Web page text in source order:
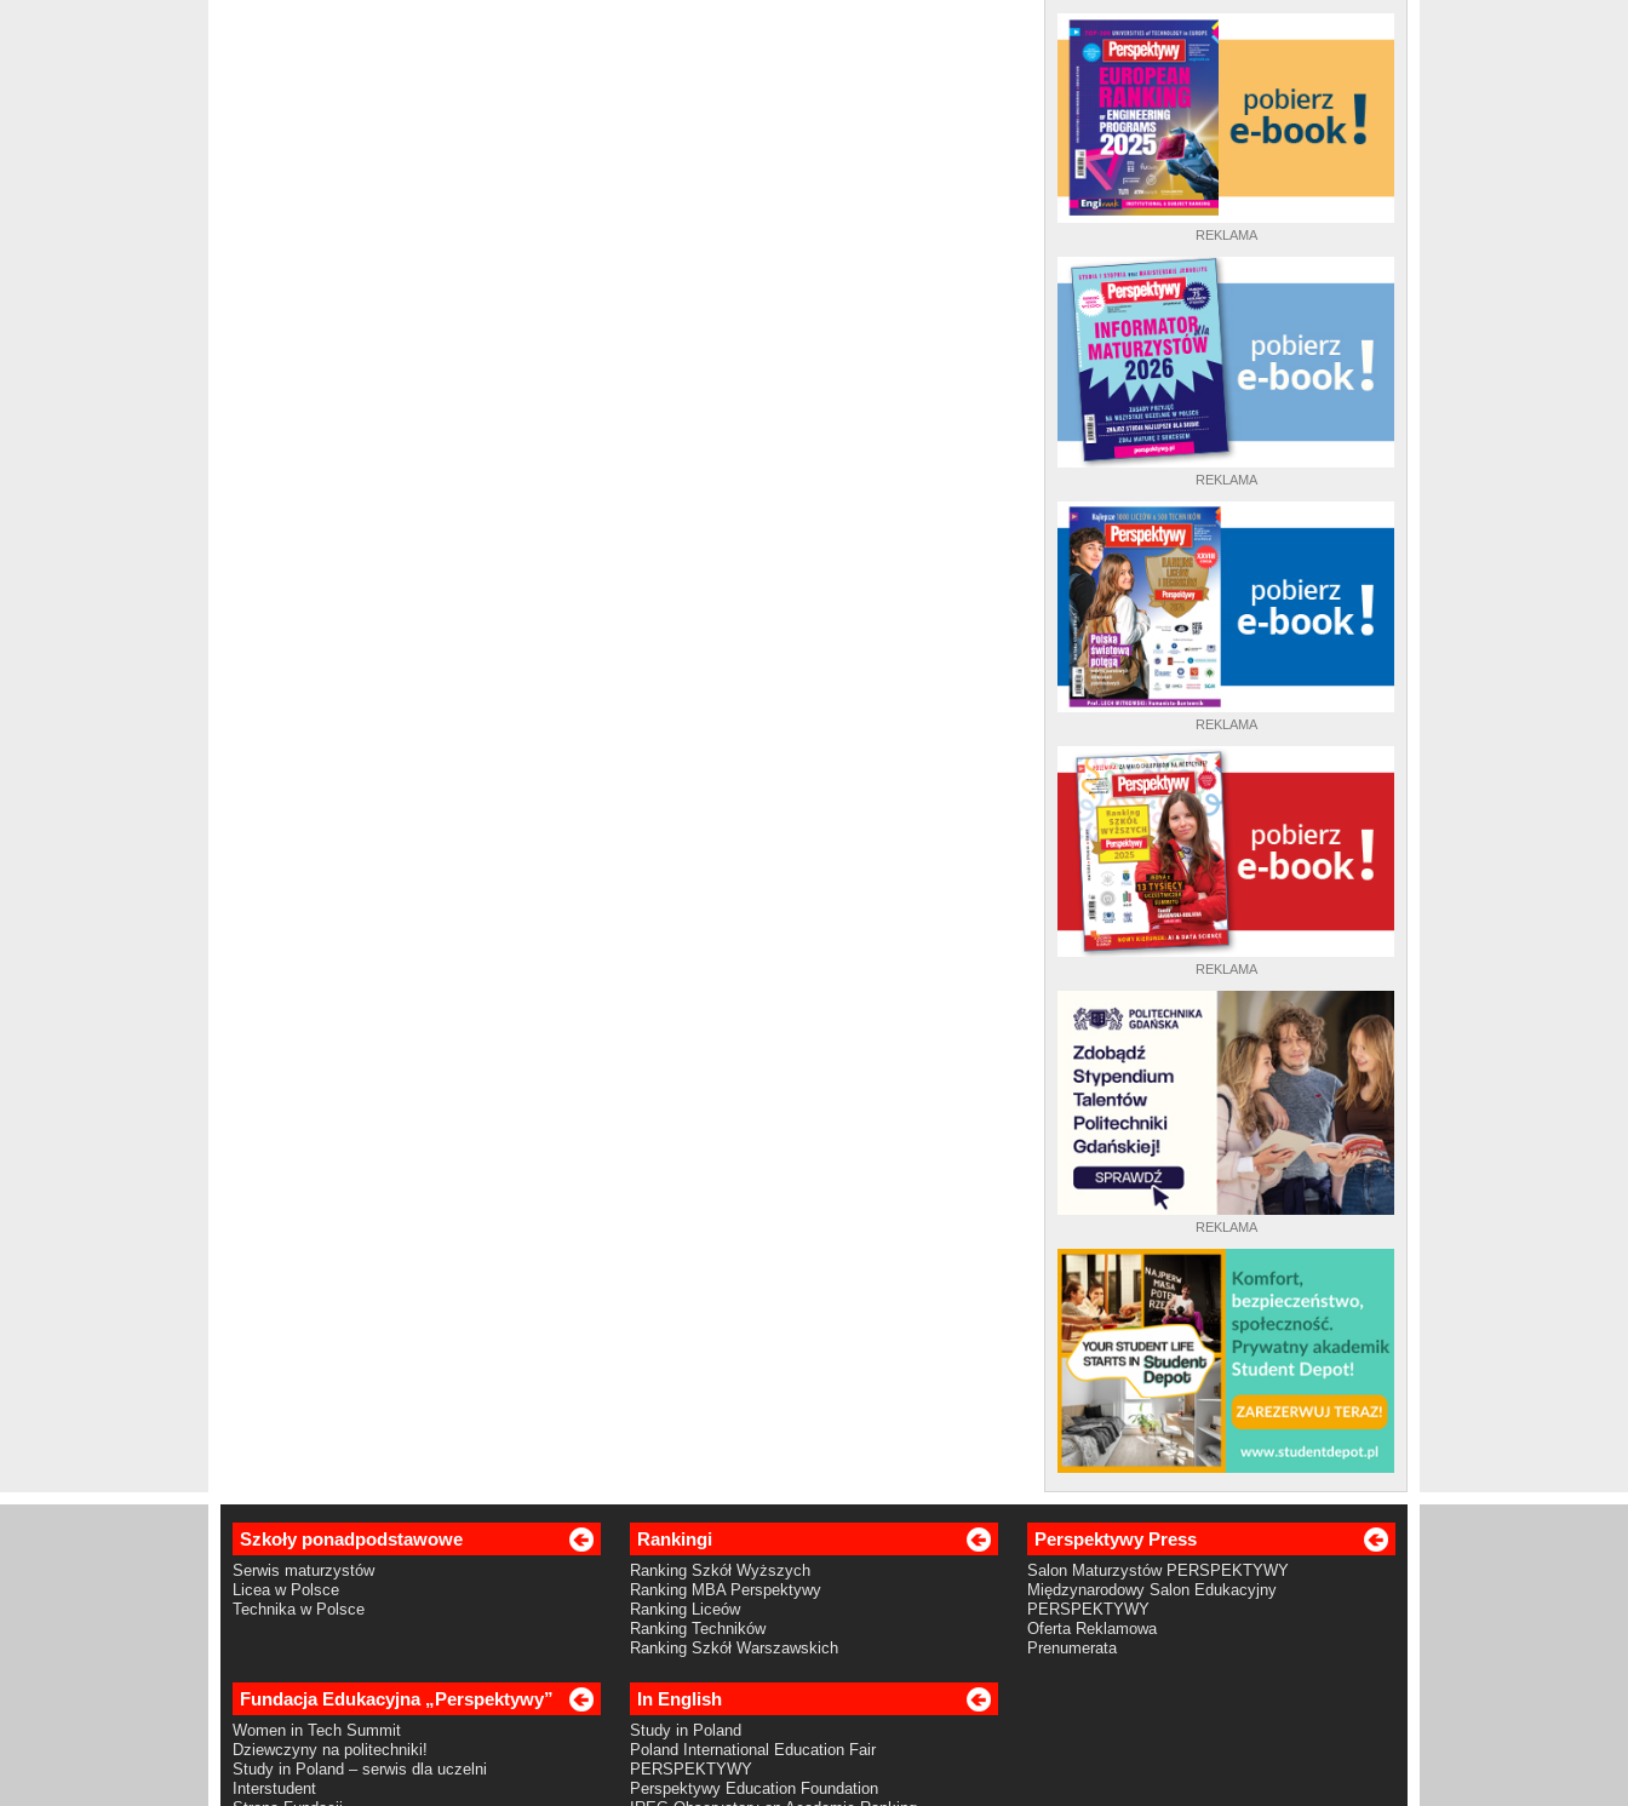
REKLAMA
REKLAMA
REKLAMA
REKLAMA
REKLAMA
Szkoły ponadpodstawowe
Serwis maturzystów
Licea w Polsce
Technika w Polsce
Rankingi
Ranking Szkół Wyższych
Ranking MBA Perspektywy
Ranking Liceów
Ranking Techników
Ranking Szkół Warszawskich
Perspektywy Press
Salon Maturzystów PERSPEKTYWY
Międzynarodowy Salon Edukacyjny
PERSPEKTYWY
Oferta Reklamowa
Prenumerata
Fundacja Edukacyjna „Perspektywy”
Women in Tech Summit
Dziewczyny na politechniki!
Study in Poland – serwis dla uczelni
Interstudent
In English
Study in Poland
Poland International Education Fair
PERSPEKTYWY
Perspektywy Education Foundation